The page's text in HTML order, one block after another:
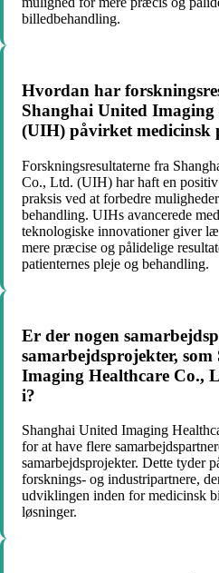
billedbehandling.
Hvordan har
Shanghai United
(UIH) påvirket medicinsk
Forskningsresultaterne fra
Co., Ltd. (UIH) har haft en
praksis ved at forbedre
behandling. UIHs avancerede
teknologiske innovationer giver
mere præcise og pålidelige
patienternes pleje og behandling.
Er der nogen
samarbejdsprojekter,
Imaging Healthcare Co.,
i?
Shanghai United Imaging
for at have flere
samarbejdsprojekter. Dette tyder
forsknings- og industripartnere,
udviklingen inden for medicinsk
løsninger.